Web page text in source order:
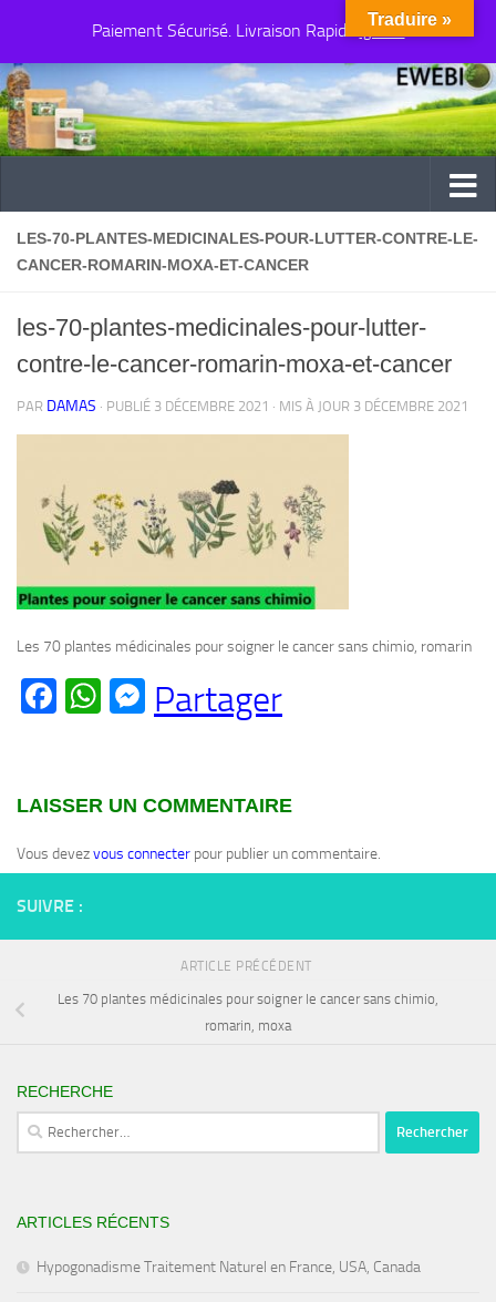
Paiement Sécurisé. Livraison Rapide Ignorer
Au dessous du contenu
LES-70-PLANTES-MEDICINALES-POUR-LUTTER-CONTRE-LE-
CANCER-ROMARIN-MOXA-ET-CANCER
les-70-plantes-medicinales-pour-lutter-
contre-le-cancer-romarin-moxa-et-cancer
PAR DAMAS · PUBLIÉ 3 DÉCEMBRE 2021 · MIS À JOUR 3 DÉCEMBRE 2021
Les 70 plantes médicinales pour soigner le cancer sans chimio, romarin
Facebook
WhatsApp
Messenger
Partager
LAISSER UN COMMENTAIRE
Vous devezvous connecter pour publier un commentaire.
SUIVRE :
ARTICLE PRÉCÉDENT
Les 70 plantes médicinales pour soigner le cancer sans chimio,
romarin, moxa
RECHERCHE
Rechercher :
ARTICLES RÉCENTS
Hypogonadisme Traitement Naturel en France, USA, Canada
Traduire »